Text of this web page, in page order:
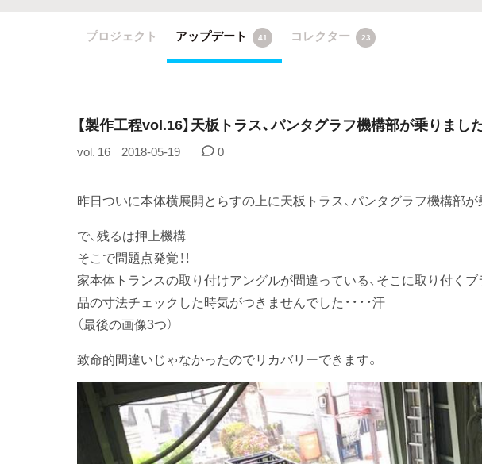
プロジェクト アップデート 41 コレクター 23
【製作工程vol.16】天板トラス、パンタグラフ機構部が乗りまし
vol. 16 2018-05-19 0
昨日ついに本体横展開とらすの上に天板トラス、パンタグラフ機構部が
で、残るは押上機構
そこで問題点発覚！！
家本体トランスの取り付けアングルが間違っている、そこに取り付くブ
品の寸法チェックした時気がつきませんでした・・・・汗
（最後の画像3つ）
致命的間違いじゃなかったのでリカバリーできます。